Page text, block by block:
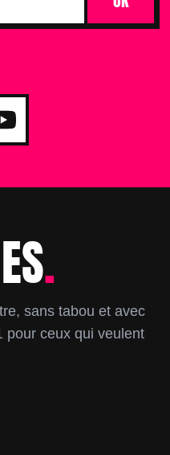
.
sans tabou et avec
pour ceux qui veulent